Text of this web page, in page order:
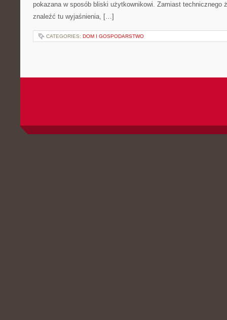
pokazana w sposób bliski użytkownikowi. Zamiast technicznego
znaleźć tu wyjaśnienia, […]
CATEGORIES: DOM I GOSPODARSTWO